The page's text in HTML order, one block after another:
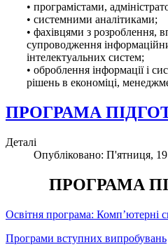
• програмістами,
• системними аналітиками;
• фахівцями з розроблення,
супроводження
інтелектуальних систем;
• оброблення інформації і
рішень в економіці,
ПРОГРАМА
Деталі
Опубліковано: П'ятниця,
ПРОГРАМА
Освітня програма: Комп’ютерні
Програми вступних випробувань